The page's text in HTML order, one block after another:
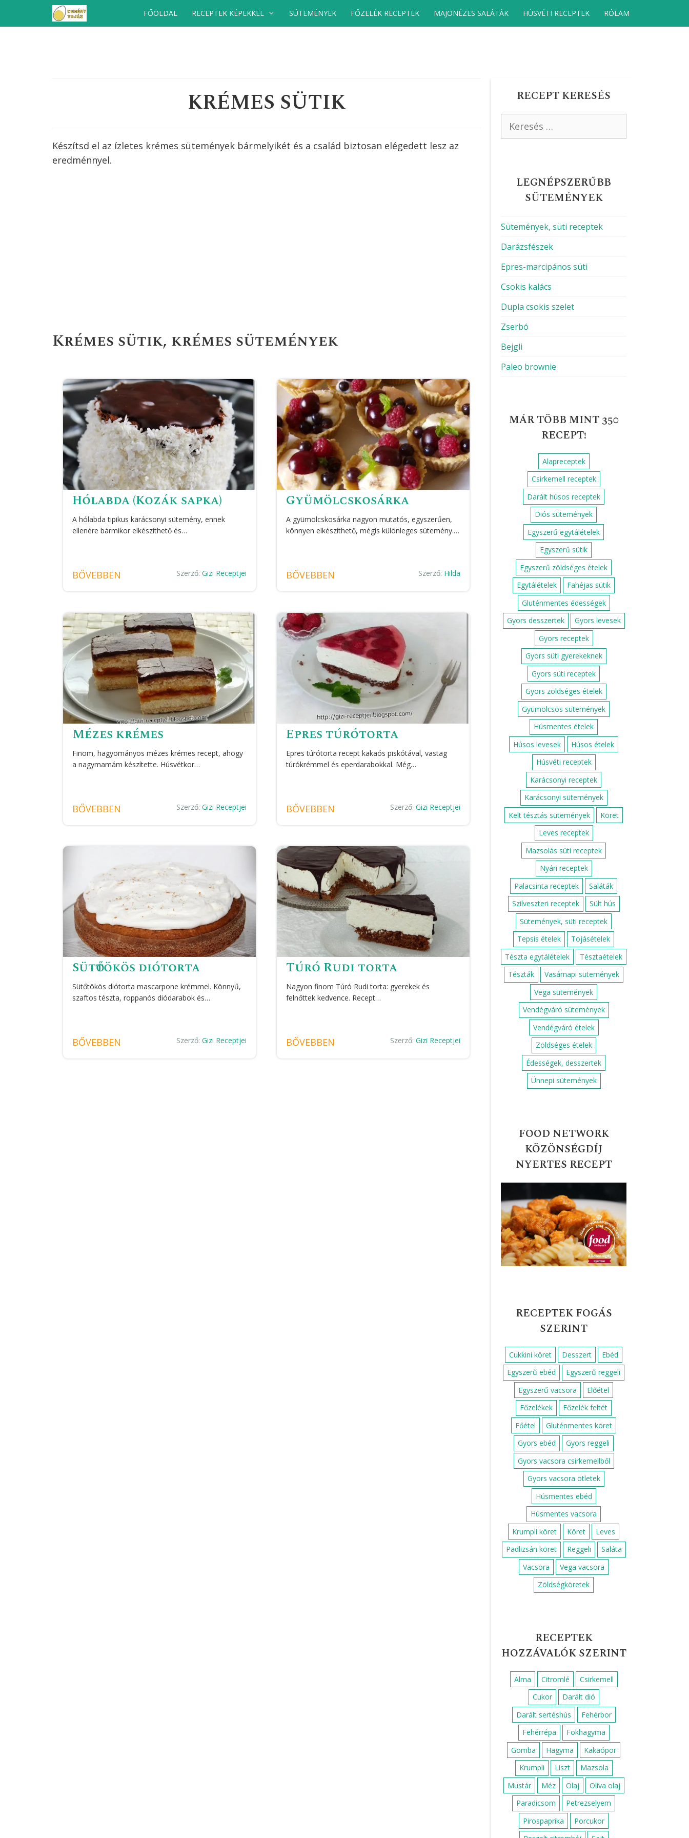
FŐOLDAL RECEPTEK KÉPEKKEL SÜTEMÉNYEK FŐZELÉK RECEPTEK MAJONÉZES SALÁTÁK HÚSVÉTI RECEPTEK RÓLAM
KRÉMES SÜTIK
Készítsd el az ízletes krémes sütemények bármelyikét és a család biztosan elégedett lesz az
eredménnyel.
Krémes sütik, krémes sütemények
Hólabda (Kozák sapka)
A hólabda tipikus karácsonyi sütemény, ennek
ellenére bármikor elkészíthető és…
BŐVEBBEN Szerző: Gizi Receptjei
Gyümölcskosárka
A gyümölcskosárka nagyon mutatós, egyszerűen,
könnyen elkészíthető, mégis különleges sütemény.…
BŐVEBBEN Szerző: Hilda
Mézes krémes
Finom, hagyományos mézes krémes recept, ahogy
a nagymamám készítette. Húsvétkor…
BŐVEBBEN Szerző: Gizi Receptjei
Epres túrótorta
Epres túrótorta recept kakaós piskótával, vastag
túrókrémmel és eperdarabokkal. Még…
BŐVEBBEN Szerző:Gizi Receptjei
Sütőtökös diótorta
Sütőtökös diótorta mascarpone krémmel. Könnyű,
szaftos tészta, roppanós diódarabok és…
BŐVEBBEN Szerző: Gizi Receptjei
Túró Rudi torta
Nagyon finom Túró Rudi torta: gyerekek és
felnőttek kedvence. Recept…
BŐVEBBEN Szerző:Gizi Receptjei
RECEPT KERESÉS
LEGNÉPSZERŰBB
SÜTEMÉNYEK
Sütemények, süti receptek
Darázsfészek
Epres-marcipános süti
Csokis kalács
Dupla csokis szelet
Zserbó
Bejgli
Paleo brownie
MÁR TÖBB MINT 350
RECEPT!
Alapreceptek
Csirkemell receptek
Darált húsos receptek
Diós sütemények
Egyszerű egytálételek
Egyszerű sütik
Egyszerű zöldséges ételek
Egytálételek
Fahéjas sütik
Gluténmentes édességek
Gyors desszertek
Gyors levesek
Gyors receptek
Gyors süti gyerekeknek
Gyors süti receptek
Gyors zöldséges ételek
Gyümölcsös sütemények
Húsmentes ételek
Húsos levesek
Húsos ételek
Húsvéti receptek
Karácsonyi receptek
Karácsonyi sütemények
Kelt tésztás sütemények
Köret
Leves receptek
Mazsolás süti receptek
Nyári receptek
Palacsinta receptek
Saláták
Szilveszteri receptek
Sült hús
Sütemények, süti receptek
Tepsis ételek
Tojásételek
Tészta egytálételek
Tésztaételek
Tészták
Vasárnapi sütemények
Vega sütemények
Vendégváró sütemények
Vendégváró ételek
Zöldséges ételek
Édességek, desszertek
Ünnepi sütemények
FOOD NETWORK
KÖZÖNSÉGDÍJ
NYERTES RECEPT
RECEPTEK FOGÁS
SZERINT
Cukkini köret Desszert
Ebéd
Egyszerű ebéd
Egyszerű reggeli
Egyszerű vacsora
Előétel
Főzelékek
Főzelék feltét
Főétel
Gluténmentes köret
Gyors ebéd
Gyors reggeli
Gyors vacsora csirkemellből
Gyors vacsora ötletek
Húsmentes ebéd
Húsmentes vacsora
Krumpli köret
Köret
Leves
Padlizsán köret
Reggeli
Saláta
Vacsora
Vega vacsora
Zöldségköretek
RECEPTEK
HOZZÁVALÓK SZERINT
Alma Citromlé
Csirkemell
Cukor
Darált dió
Darált sertéshús
Fehérbor
Fehérrépa
Fokhagyma
Gomba
Hagyma
Kakaópor
Krumpli
Liszt
Mazsola
Mustár
Méz Olaj
Olíva olaj
Paradicsom
Petrezselyem
Pirospaprika
Porcukor